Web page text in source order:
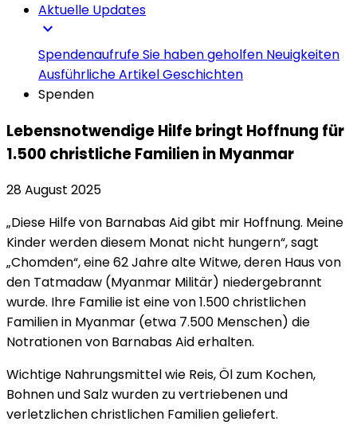
Aktuelle Updates
expand_more
SpendenaufrufeSie haben geholfen Neuigkeiten
Ausführliche ArtikelGeschichten
Spenden
Lebensnotwendige Hilfe bringt Hoffnung für
1.500 christliche Familien in Myanmar
28 August 2025
„Diese Hilfe von Barnabas Aid gibt mir Hoffnung. Meine
Kinder werden diesem Monat nicht hungern“, sagt
„Chomden“, eine 62 Jahre alte Witwe, deren Haus von
den Tatmadaw (Myanmar Militär) niedergebrannt
wurde. Ihre Familie ist eine von 1.500 christlichen
Familien in Myanmar (etwa 7.500 Menschen) die
Notrationen von Barnabas Aid erhalten.
Wichtige Nahrungsmittel wie Reis, Öl zum Kochen,
Bohnen und Salz wurden zu vertriebenen und
verletzlichen christlichen Familien geliefert.